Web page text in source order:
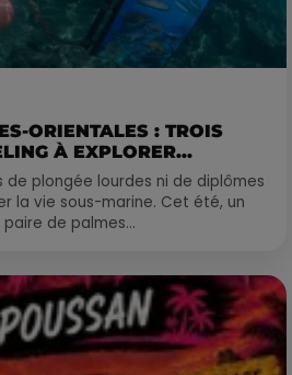
ORIENTALES : TROIS
À EXPLORER...
de plongée lourdes ni de diplômes
la vie sous-marine. Cet été, un
de palmes...